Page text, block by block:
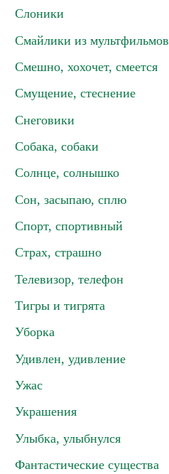
Слоники
Смайлики из мультфильмов
Смешно, хохочет, смеется
Смущение, стеснение
Снеговики
Собака, собаки
Солнце, солнышко
Сон, засыпаю, сплю
Спорт, спортивный
Страх, страшно
Телевизор, телефон
Тигры и тигрята
Уборка
Удивлен, удивление
Ужас
Украшения
Улыбка, улыбнулся
Фантастические существа